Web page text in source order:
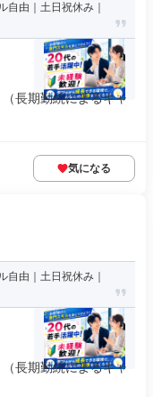
自由｜土日祝休み｜
長期勤続によるキャ
気になる
自由｜土日祝休み｜
長期勤続によるキャ